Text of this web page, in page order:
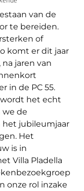
van de
te bereiden.
of
komt er dit jaar
jaren van
in de PC 55.
het echt
we de
het jubileumjaar
Het
is in
Villa Pladella
onze rol inzake